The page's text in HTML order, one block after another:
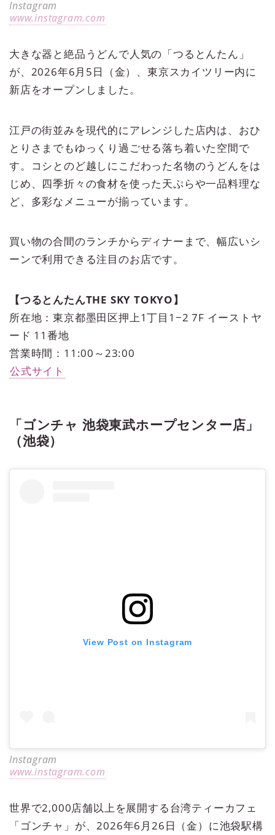
Instagram
www.instagram.com
大きな器と絶品うどんで人気の「つるとんたん」
が、2026年6月5日（金）、東京スカイツリー内に
新店をオープンしました。
江戸の街並みを現代的にアレンジした店内は、おひ
とりさまでもゆっくり過ごせる落ち着いた空間で
す。コシとのど越しにこだわった名物のうどんをは
じめ、四季折々の食材を使った天ぷらや一品料理な
ど、多彩なメニューが揃っています。
買い物の合間のランチからディナーまで、幅広いシ
ーンで利用できる注目のお店です。
【つるとんたんTHE SKY TOKYO】
所在地：東京都墨田区押上1丁目1−2 7F イーストヤ
ード 11番地
営業時間：11:00～23:00
公式サイト
「ゴンチャ 池袋東武ホープセンター店」
（池袋）
View Post on Instagram
Instagram
www.instagram.com
世界で2,000店舗以上を展開する台湾ティーカフェ
「ゴンチャ」が、2026年6月26日（金）に池袋駅構